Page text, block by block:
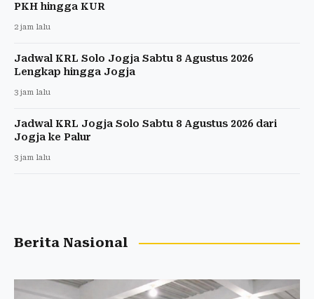
PKH hingga KUR
2 jam lalu
Jadwal KRL Solo Jogja Sabtu 8 Agustus 2026
Lengkap hingga Jogja
3 jam lalu
Jadwal KRL Jogja Solo Sabtu 8 Agustus 2026 dari
Jogja ke Palur
3 jam lalu
Berita Nasional